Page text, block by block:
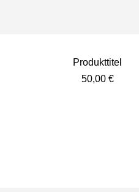
Produkttitel
Angebotspreis
50,00 €